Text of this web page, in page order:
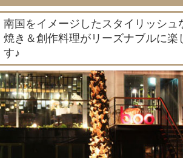
南国をイメージしたスタイリッシュ
焼き＆創作料理がリーズナブルに楽
す♪